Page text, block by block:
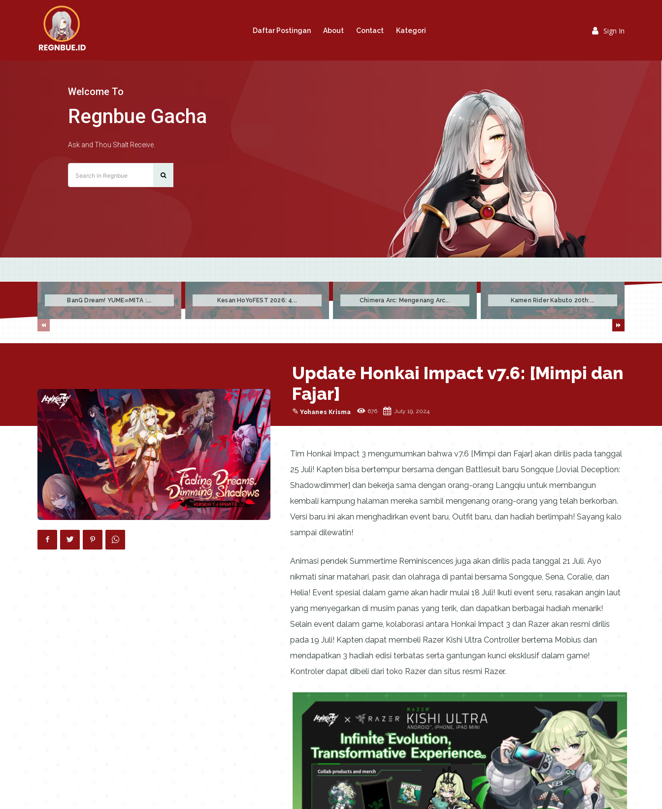
Daftar Postingan About Contact Kategori Sign In
Welcome To
Regnbue Gacha
Ask and Thou Shalt Receive.
Search in Regnbue
BanG Dream! YUME∞MITA :... Kesan HoYoFEST 2026: 4... Chimera Arc: Mengenang Arc... Kamen Rider Kabuto 20th:...
Update Honkai Impact v7.6: [Mimpi dan
Fajar]
✎ Yohanes Krisma 676 July 19, 2024
Tim Honkai Impact 3 mengumumkan bahwa v7.6 [Mimpi dan Fajar] akan dirilis pada tanggal
25 Juli! Kapten bisa bertempur bersama dengan Battlesuit baru Songque [Jovial Deception:
Shadowdimmer] dan bekerja sama dengan orang-orang Langqiu untuk membangun
kembali kampung halaman mereka sambil mengenang orang-orang yang telah berkorban.
Versi baru ini akan menghadirkan event baru, Outfit baru, dan hadiah berlimpah! Sayang kalo
sampai dilewatin!
Animasi pendek Summertime Reminiscences juga akan dirilis pada tanggal 21 Juli. Ayo
nikmati sinar matahari, pasir, dan olahraga di pantai bersama Songque, Sena, Coralie, dan
Helia! Event spesial dalam game akan hadir mulai 18 Juli! Ikuti event seru, rasakan angin laut
yang menyegarkan di musim panas yang terik, dan dapatkan berbagai hadiah menarik!
Selain event dalam game, kolaborasi antara Honkai Impact 3 dan Razer akan resmi dirilis
pada 19 Juli! Kapten dapat membeli Razer Kishi Ultra Controller bertema Mobius dan
mendapatkan 3 hadiah edisi terbatas serta gantungan kunci eksklusif dalam game!
Kontroler dapat dibeli dari toko Razer dan situs resmi Razer.